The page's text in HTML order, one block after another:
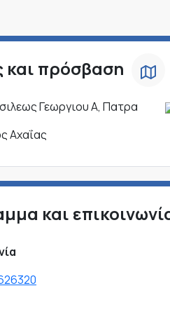
και πρόσβαση
Γεωργιου Α, Πατρα
Αχαΐας
και